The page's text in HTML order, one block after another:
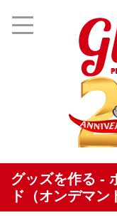
グッズを作る -
ド（オンデマン